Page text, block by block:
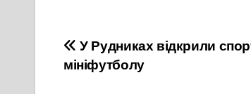
Навігація
записів
У Рудниках відкрили
мініфутболу